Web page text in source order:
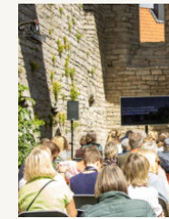
och
marknaden, faller